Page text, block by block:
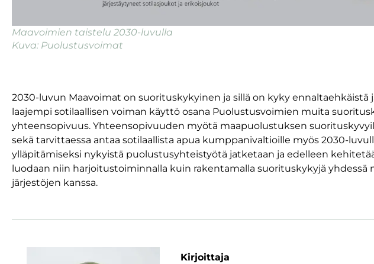
Maavoimien taistelu 2030-luvulla
Kuva: Puolustusvoimat
2030-luvun Maavoimat on suorituskykyinen ja sillä on kyky
laajempi sotilaallisen voiman käyttö osana Puolustusvoimien muita
yhteensopivuus. Yhteensopivuuden myötä maapuolustuksen
sekä tarvittaessa antaa sotilaallista apua kumppanivaltioille myös 2030-
ylläpitämiseksi nykyistä puolustusyhteistyötä jatketaan ja edelleen
luodaan niin harjoitustoiminnalla kuin rakentamalla suorituskykyjä
järjestöjen kanssa.
Kirjoittaja